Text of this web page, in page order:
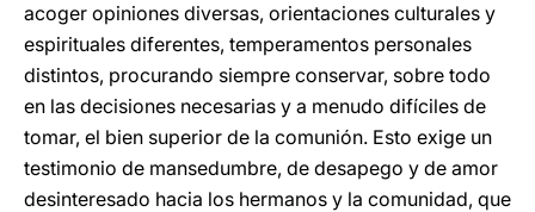
acoger opiniones diversas, orientaciones culturales y
espirituales diferentes, temperamentos personales
distintos, procurando siempre conservar, sobre todo
en las decisiones necesarias y a menudo difíciles de
tomar, el bien superior de la comunión. Esto exige un
testimonio de mansedumbre, de desapego y de amor
desinteresado hacia los hermanos y la comunidad, que